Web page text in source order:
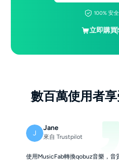
100% 安
立即購買
數百萬使用者
J
Jane
來自 Trustpilot
使用MusicFab轉換qobuz音樂，音